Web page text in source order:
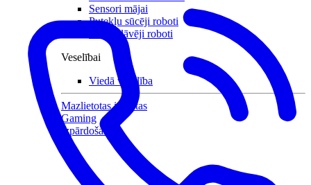
Sensori mājai
Putekļu sūcēji roboti
Zāles pļāvēji roboti
Veselībai
Viedā veselība
Mazlietotas iekārtas
Gaming
Izpārdošana